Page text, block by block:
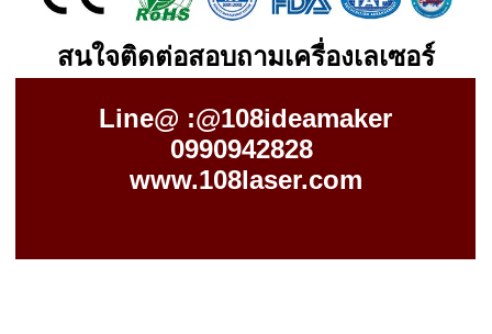
สนใจติดต่อสอบถามเครื่องเลเซอร์
Line@ :@108ideamaker
0990942828
www.108laser.com